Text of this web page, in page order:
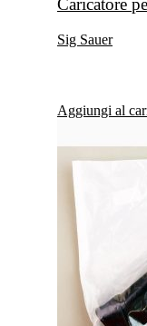
Caricatore
Sig Sauer
Aggiungi al